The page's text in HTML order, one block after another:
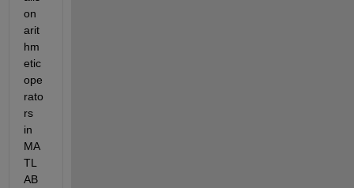
on
arit
hm
etic
ope
rato
rs
in
MA
TL
AB